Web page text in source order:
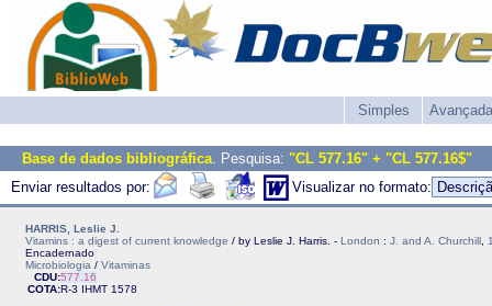
Simples Avançada
Base de dados bibliográfica. Pesquisa: "CL 577.16" + "CL 577.16$"
Enviar resultados por:
Visualizar no formato:
HARRIS, Leslie J.
Vitamins : a digest of current knowledge / by Leslie J. Harris. - London : J. and A. Churchill
Encadernado
Microbiologia / Vitaminas
CDU:577.16
COTA:R-3 IHMT 1578